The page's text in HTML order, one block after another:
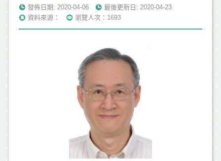
發佈日期: 2020-04-06
最後更新日: 2020-04-23
資料來源：
瀏覽人次：1693